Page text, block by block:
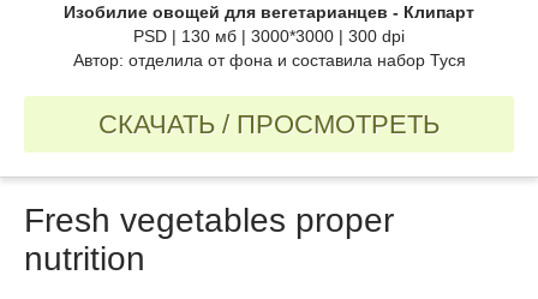
Изобилие овощей для вегетарианцев - Клипарт
PSD | 130 мб | 3000*3000 | 300 dpi
Автор: отделила от фона и составила набор Туся
СКАЧАТЬ / ПРОСМОТРЕТЬ
Fresh vegetables proper
nutrition